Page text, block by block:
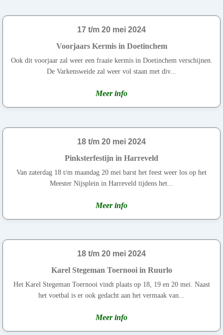
17 t/m 20 mei 2024
Voorjaars Kermis in Doetinchem
Ook dit voorjaar zal weer een fraaie kermis in Doetinchem verschijnen.
De Varkensweide zal weer vol staan met div...
Meer info
18 t/m 20 mei 2024
Pinksterfestijn in Harreveld
Van zaterdag 18 t/m maandag 20 mei barst het feest weer los op het
Meester Nijsplein in Harreveld tijdens het...
Meer info
18 t/m 20 mei 2024
Karel Stegeman Toernooi in Ruurlo
Het Karel Stegeman Toernooi vindt plaats op 18, 19 en 20 mei. Naast
het voetbal is er ook gedacht aan het vermaak van...
Meer info